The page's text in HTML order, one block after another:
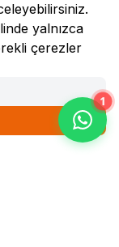
1
yalnızca
çerezler